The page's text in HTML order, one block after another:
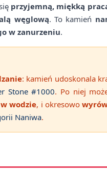
przyjemną, miękką
węglową. To kamień
w zanurzeniu.
: kamień udoskonala
Stone #1000. Po niej
wodzie, i okresowo
Naniwa.